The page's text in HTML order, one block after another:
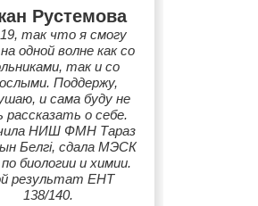
Рустемова
так что я смогу
одной волне как со
так и со
Поддержу,
и сама буду не
рассказать о себе.
НИШ ФМН Тараз
Белгі, сдала МЭСК
биологии и химии.
результат ЕНТ
138/140.